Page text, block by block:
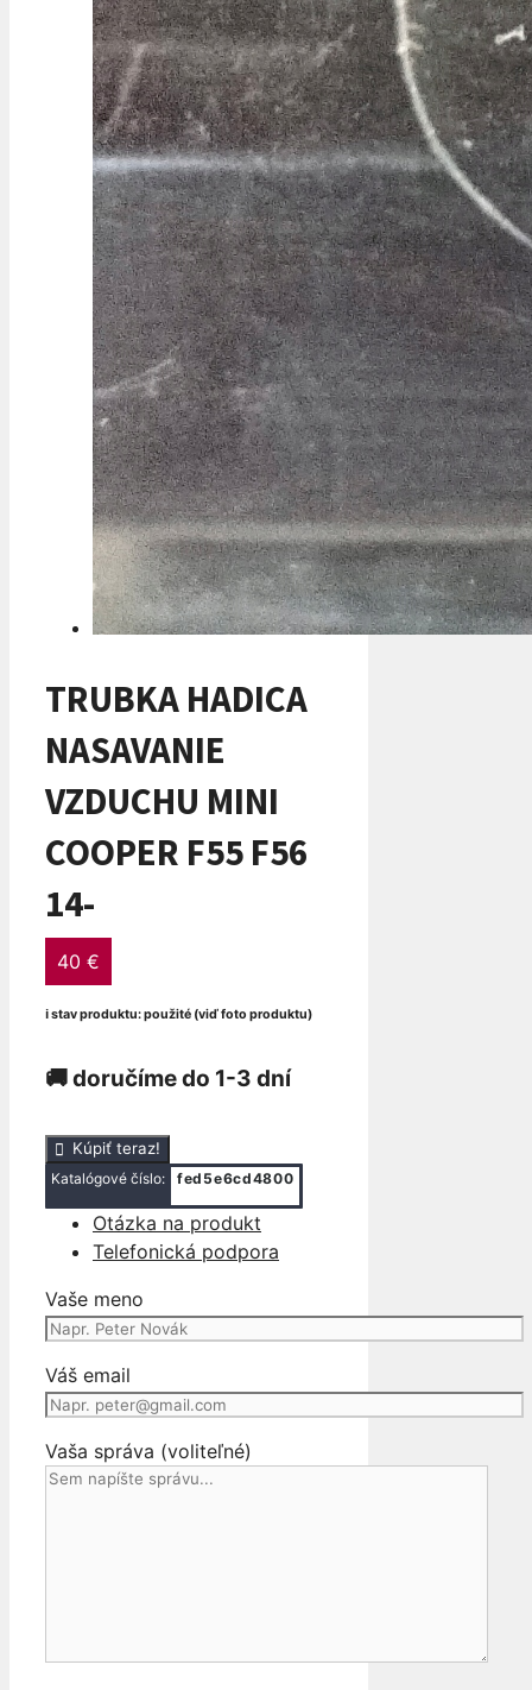
TRUBKA HADICA
NASAVANIE
VZDUCHU MINI
COOPER F55 F56
14-
40 €
ℹ stav produktu: použité (viď foto produktu)
🚚 doručíme do 1-3 dní
množstvo
TRUBKA
HADICA
NASAVANIE
VZDUCHU
MINI
COOPER
F55
F56
14-
Kúpiť teraz!
Katalógové číslo: fed5e6cd4800
Otázka na produkt
Telefonická podpora
Vaše meno
Váš email
Vaša správa (voliteľné)